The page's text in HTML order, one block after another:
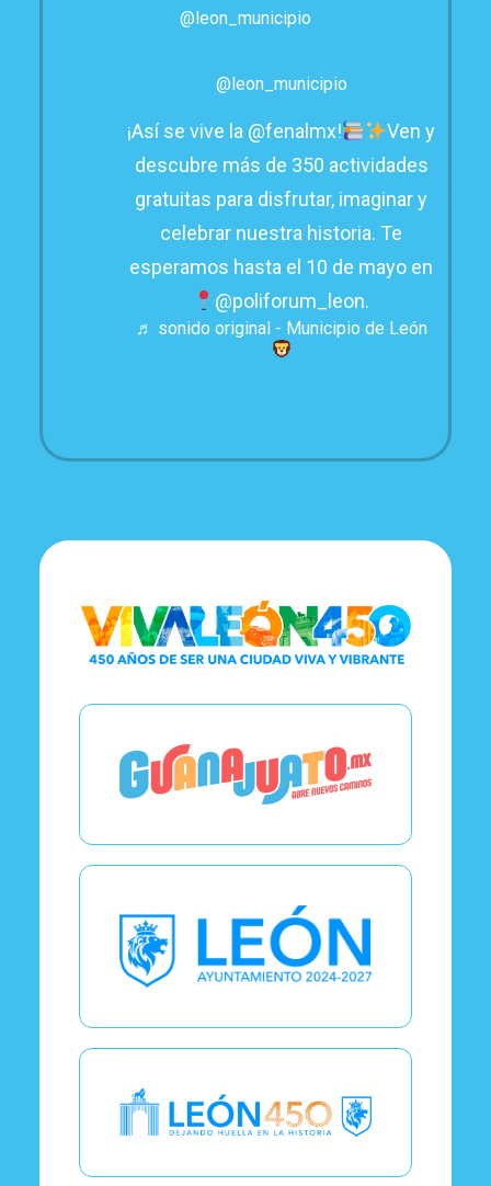
@leon_municipio
@leon_municipio
¡Así se vive la @fenalmx!
Ven y
descubre más de 350 actividades
gratuitas para disfrutar, imaginar y
celebrar nuestra historia. Te
esperamos hasta el 10 de mayo en
@poliforum_leon.
♬ sonido original - Municipio de León